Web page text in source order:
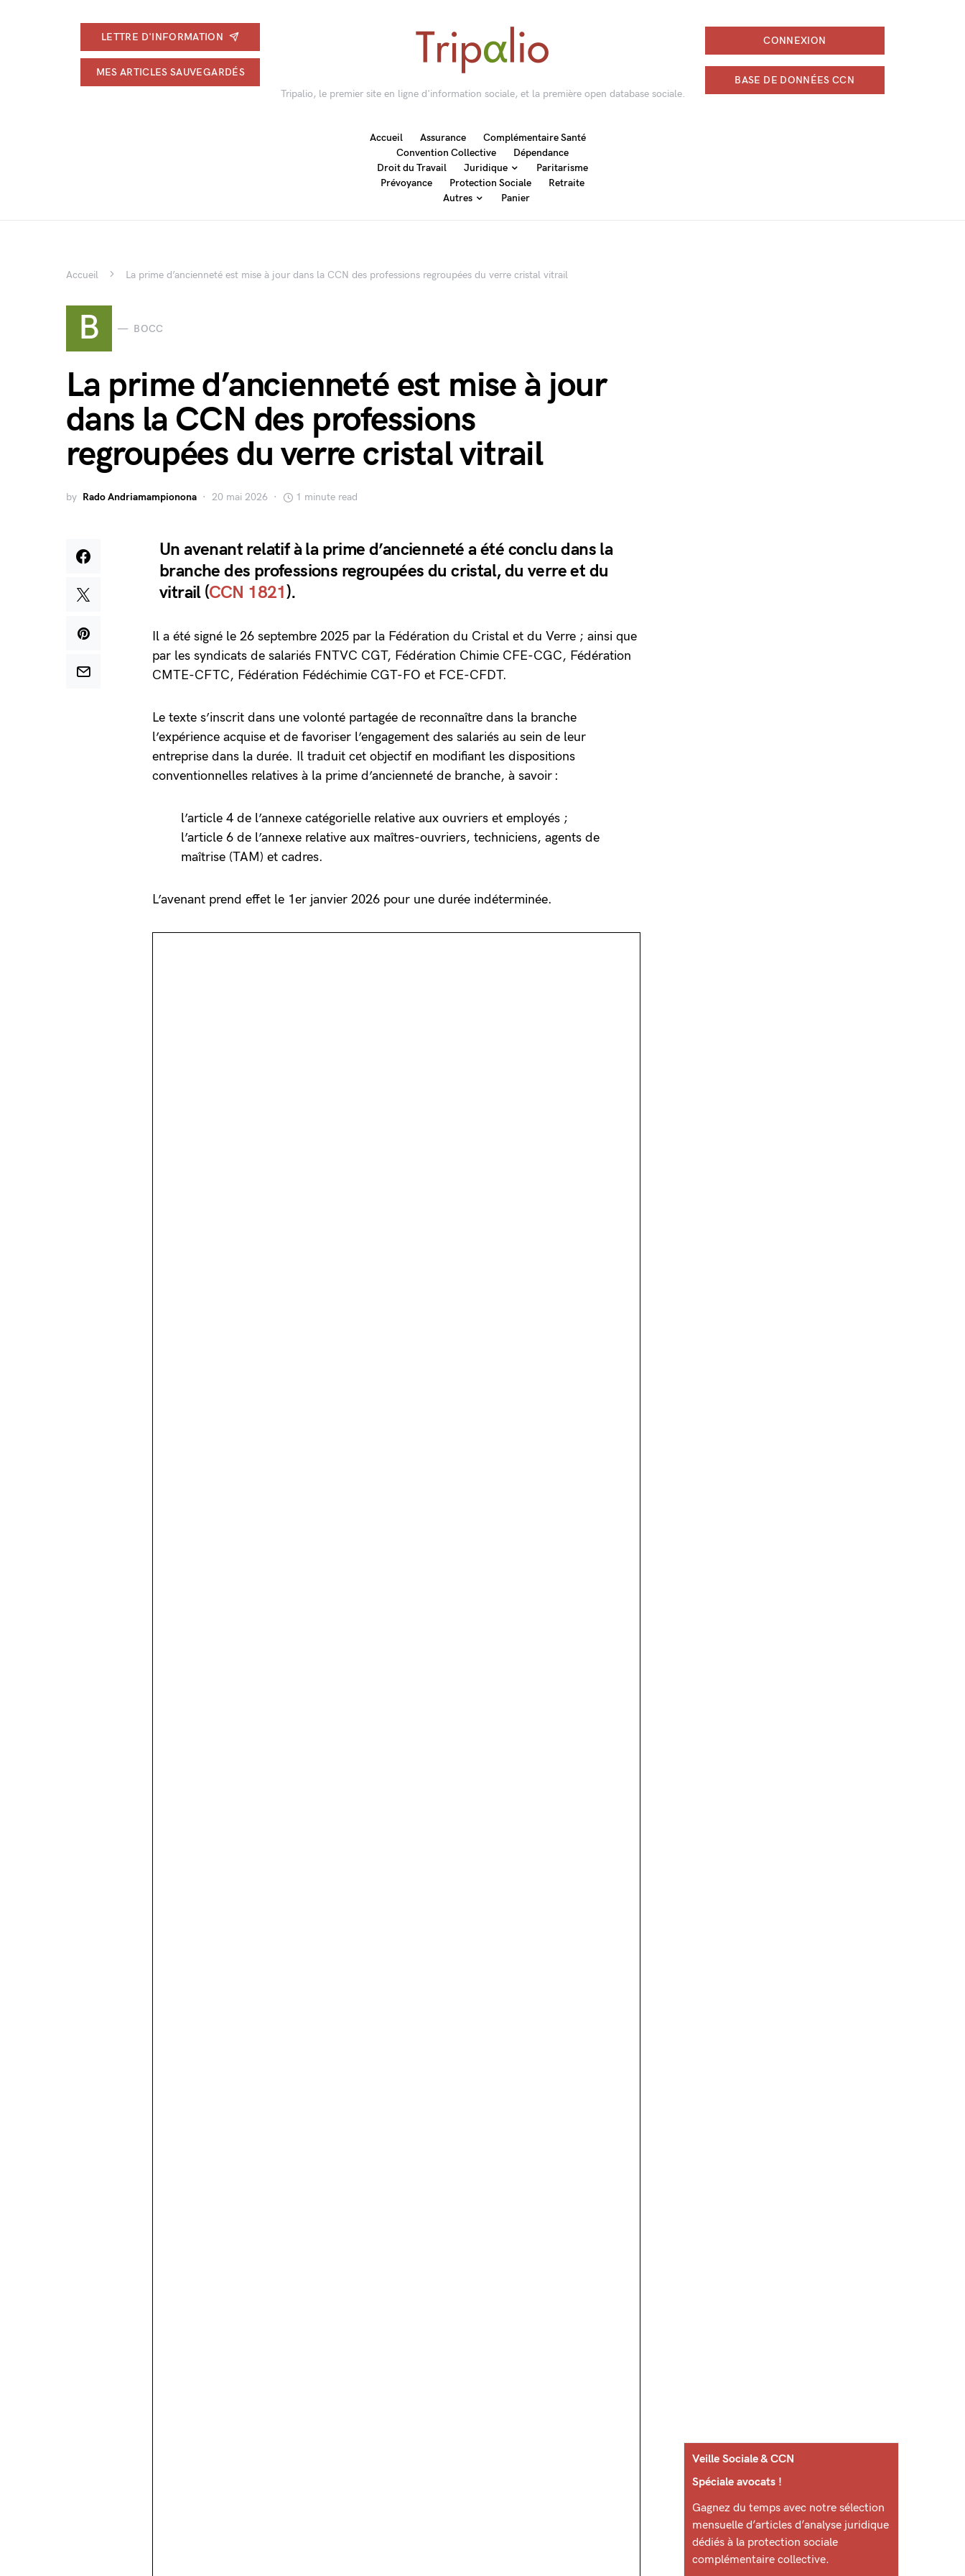
LETTRE D'INFORMATION
MES ARTICLES SAUVEGARDÉS
Tripalio, le premier site en ligne d'information sociale, et la première open database sociale.
CONNEXION
BASE DE DONNÉES CCN
Accueil Assurance
Complémentaire Santé
Convention Collective
Dépendance
Droit du Travail
Juridique
Paritarisme
Prévoyance
Protection Sociale
Retraite
Autres
Panier
Accueil La prime d’ancienneté est mise à jour dans la CCN des professions regroupées du verre cristal vitrail
B BOCC
La prime d’ancienneté est mise à jour
dans la CCN des professions
regroupées du verre cristal vitrail
by Rado Andriamampionona 20 mai 2026 1 minute read
Un avenant relatif à la prime d’ancienneté a été conclu dans la
branche des professions regroupées du cristal, du verre et du
vitrail (CCN 1821).
Il a été signé le 26 septembre 2025 par la Fédération du Cristal et du Verre ; ainsi que
par les syndicats de salariés FNTVC CGT, Fédération Chimie CFE-CGC, Fédération
CMTE-CFTC, Fédération Fédéchimie CGT-FO et FCE-CFDT.
Le texte s’inscrit dans une volonté partagée de reconnaître dans la branche
l’expérience acquise et de favoriser l’engagement des salariés au sein de leur
entreprise dans la durée. Il traduit cet objectif en modifiant les dispositions
conventionnelles relatives à la prime d’ancienneté de branche, à savoir :
l’article 4 de l’annexe catégorielle relative aux ouvriers et employés ;
l’article 6 de l’annexe relative aux maîtres-ouvriers, techniciens, agents de
maîtrise (TAM) et cadres.
L’avenant prend effet le 1er janvier 2026 pour une durée indéterminée.
Veille Sociale & CCN
Spéciale avocats !
Gagnez du temps avec notre sélection
mensuelle d’articles d’analyse juridique
dédiés à la protection sociale
complémentaire collective.